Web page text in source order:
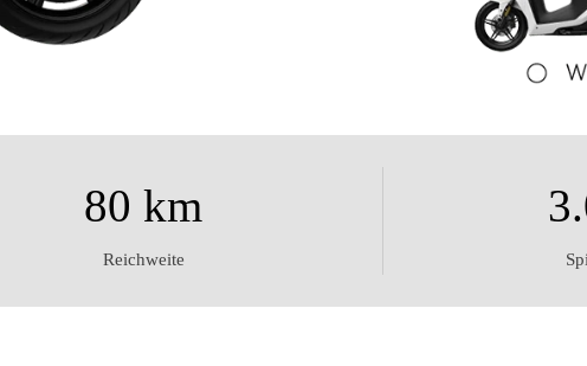
80 km
Reichweite